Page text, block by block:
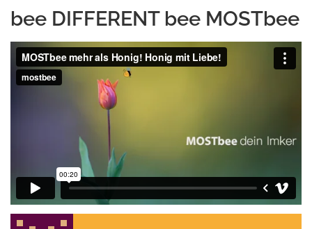
bee DIFFERENT bee MOSTbee